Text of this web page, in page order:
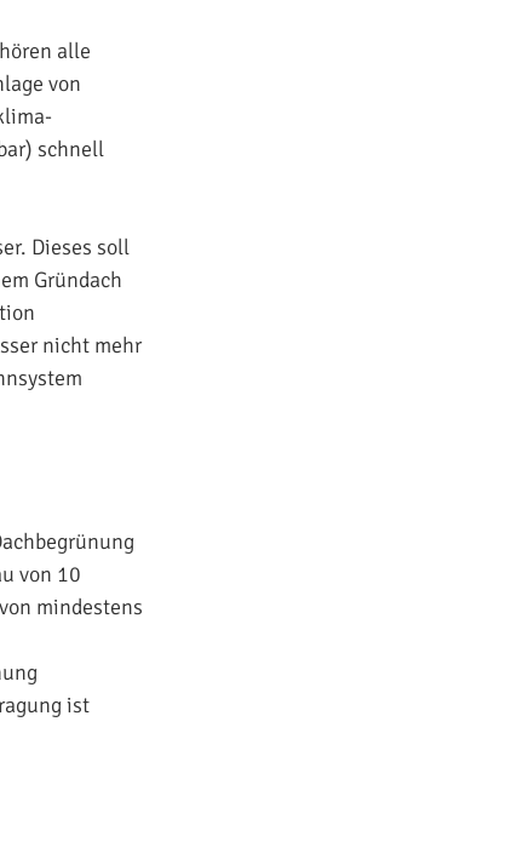
alle
von
schnell
Dieses soll
Gründach
nicht mehr
von 10
mindestens
ist